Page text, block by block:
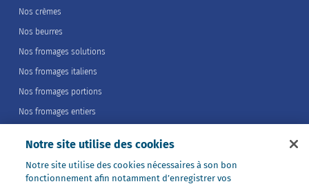
Nos crèmes
Nos beurres
Nos fromages solutions
Nos fromages italiens
Nos fromages portions
Nos fromages entiers
Nos laits
Notre site utilise des cookies
Notre site utilise des cookies nécessaires à son bon
fonctionnement afin notamment d’enregistrer vos